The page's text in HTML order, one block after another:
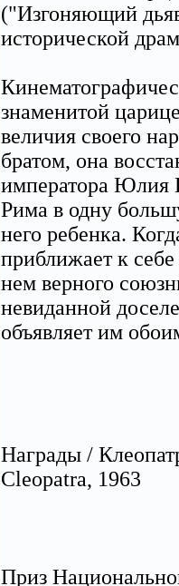
("Изгоняющий
исторической
знаменитой
величия своего
братом, она
императора Юлия
Рима в одну
него ребенка.
приближает к
нем верного
невиданной
объявляет им
Награды /
Cleopatra, 1963
Приз